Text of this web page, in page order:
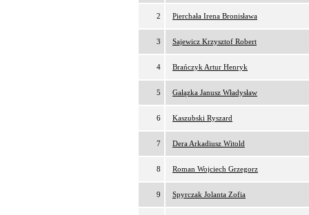
2 Pierchała Irena Bronisława
3 Sajewicz Krzysztof Robert
4 Brańczyk Artur Henryk
5 Gałązka Janusz Władysław
6 Kaszubski Ryszard
7 Dera Arkadiusz Witold
8 Roman Wojciech Grzegorz
9 Spyrczak Jolanta Zofia